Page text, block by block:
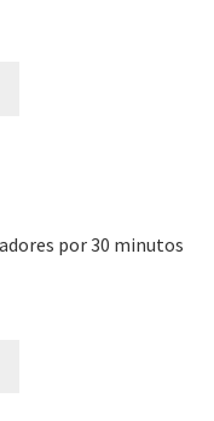
por 30 minutos